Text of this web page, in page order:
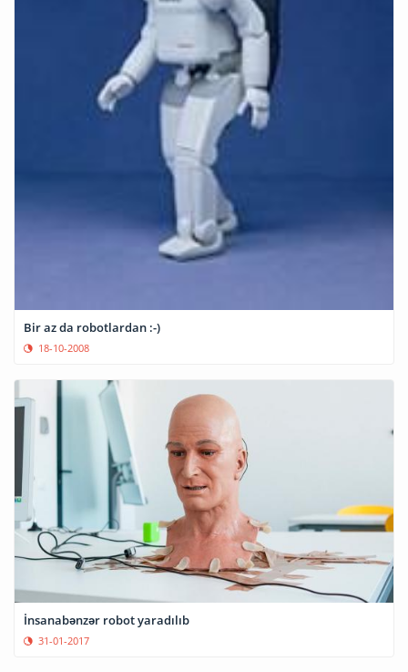
Bir az da robotlardan :-)
18-10-2008
İnsanabənzər robot yaradılıb
31-01-2017